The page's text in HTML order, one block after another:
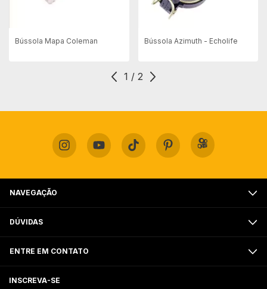
Bússola Mapa Coleman Bússola Azimuth - Echolife
1 / 2
NAVEGAÇÃO
DÚVIDAS
ENTRE EM CONTATO
INSCREVA-SE